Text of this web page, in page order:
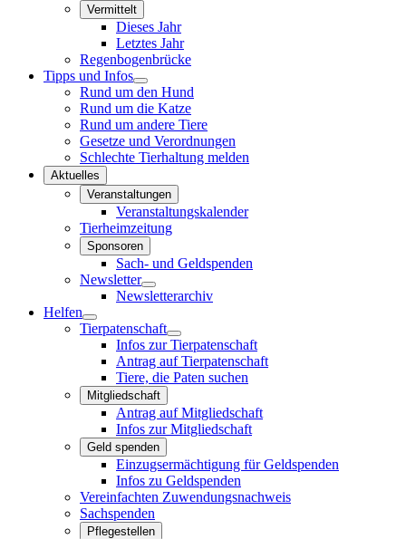
Vermittelt
Dieses Jahr
Letztes Jahr
Regenbogenbrücke
Tipps und Infos
Rund um den Hund
Rund um die Katze
Rund um andere Tiere
Gesetze und Verordnungen
Schlechte Tierhaltung melden
Aktuelles
Veranstaltungen
Veranstaltungskalender
Tierheimzeitung
Sponsoren
Sach- und Geldspenden
Newsletter
Newsletterarchiv
Helfen
Tierpatenschaft
Infos zur Tierpatenschaft
Antrag auf Tierpatenschaft
Tiere, die Paten suchen
Mitgliedschaft
Antrag auf Mitgliedschaft
Infos zur Mitgliedschaft
Geld spenden
Einzugsermächtigung für Geldspenden
Infos zu Geldspenden
Vereinfachten Zuwendungsnachweis
Sachspenden
Pflegestellen